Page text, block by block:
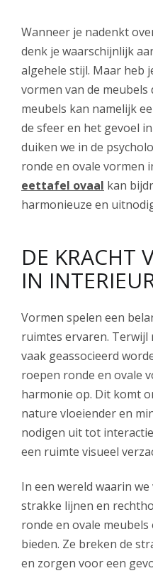
Wanneer je nadenkt
denk je waarschijnlijk
algehele stijl. Maar heb
vormen van de meubels
meubels kan namelijk
de sfeer en het gevoel
duiken we in de
ronde en ovale vormen
eettafel ovaal kan
harmonieuze en
DE KRACHT
IN
Vormen spelen een
ruimtes ervaren. Terwijl
vaak geassocieerd
roepen ronde en ovale
harmonie op. Dit komt
nature vloeiender en
nodigen uit tot
een ruimte visueel
In een wereld waarin
strakke lijnen en
ronde en ovale
bieden. Ze breken de
en zorgen voor een